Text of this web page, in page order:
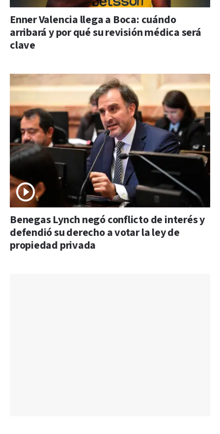
Enner Valencia llega a Boca: cuándo
arribará y por qué su revisión médica será
clave
Benegas Lynch negó conflicto de interés y
defendió su derecho a votar la ley de
propiedad privada